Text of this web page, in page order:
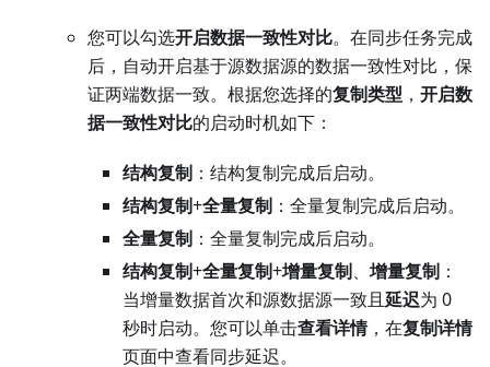
您可以勾选开启数据一致性对比。在同步任务完成
后，自动开启基于源数据源的数据一致性对比，保
证两端数据一致。根据您选择的复制类型 ， 开启数
据一致性对比的启动时机如下：
结构复制 ：结构复制完成后启动。
结构复制+全量复制 ：全量复制完成后启动。
全量复制 ：全量复制完成后启动。
结构复制+全量复制+增量复制、 增量复制 ：
当增量数据首次和源数据源一致且延迟为 0
秒时启动。您可以单击查看详情，在复制详情
页面中查看同步延迟。